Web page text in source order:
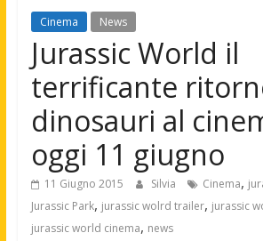
Cinema News
Jurassic World il
terrificante
dinosauri al
oggi 11 giugno
11 Giugno 2015 Silvia Cinema,
Jurassic Park, jurassic wolrd trailer, jurassic
jurassic world cinema, news